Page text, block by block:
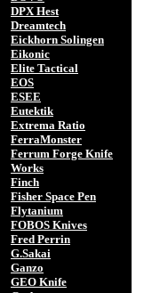
DPX Hest
Dreamtech
Eickhorn Solingen
Eikonic
Elite Tactical
EOS
ESEE
Eutektik
Extrema Ratio
FerraMonster
Ferrum Forge Knife
Works
Finch
Fisher Space Pen
Flytanium
FOBOS Knives
Fred Perrin
G.Sakai
Ganzo
GEO Knife